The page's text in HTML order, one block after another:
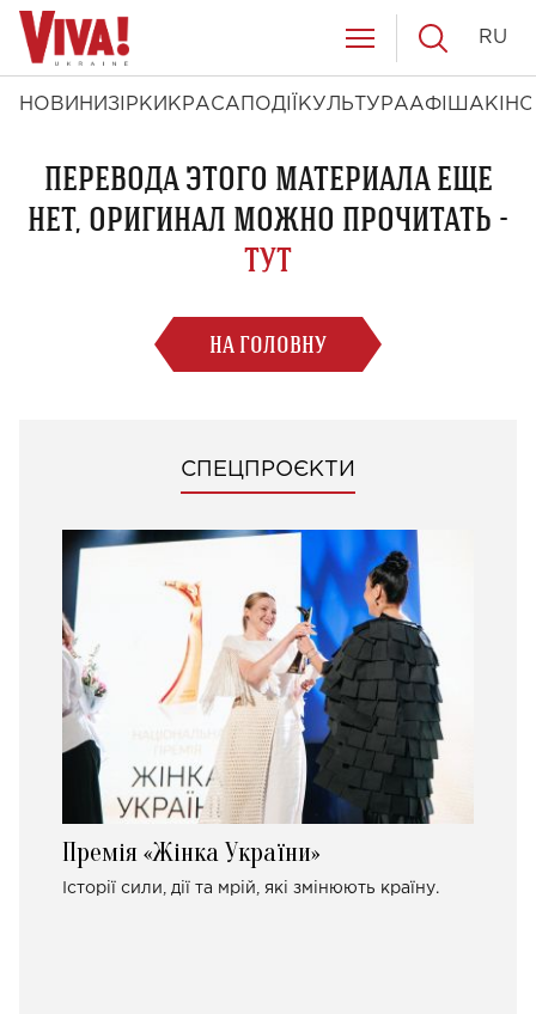
НОВИНИ ЗІРКИ КРАСА ПОДІЇ КУЛЬТУРААФІША КІНО
RU
ПЕРЕВОДА ЭТОГО МАТЕРИАЛА ЕЩЕ
НЕТ, ОРИГИНАЛ МОЖНО ПРОЧИТАТЬ -
ТУТ
НА ГОЛОВНУ
СПЕЦПРОЄКТИ
Премія «Жінка України»
Історії сили, дії та мрій, які змінюють країну.